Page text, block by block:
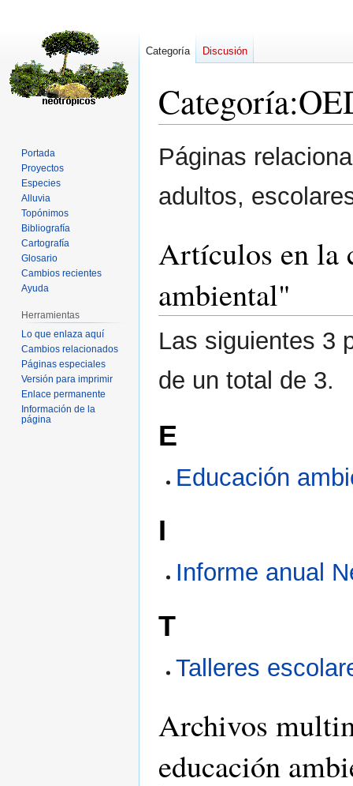
Categoría:
Ir
a
navegación
Ir
a
búsqueda
Páginas
adultos,
Artículos en la
ambiental"
Las siguientes 3
de un total de 3.
E
Educación
I
Informe anual
T
Talleres
Archivos
educación
Categoría Discusión
Portada
Proyectos
Especies
Alluvia
Topónimos
Bibliografía
Cartografía
Glosario
Cambios recientes
Ayuda
Herramientas
Lo que enlaza aquí
Cambios relacionados
Páginas especiales
Versión para imprimir
Enlace permanente
Información de la
página